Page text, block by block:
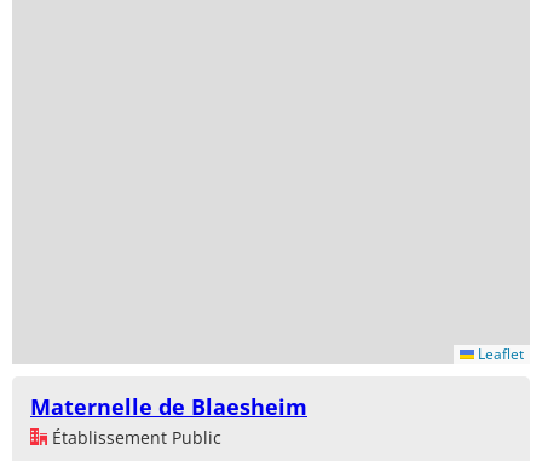
Leaflet
Maternelle de Blaesheim
Établissement Public